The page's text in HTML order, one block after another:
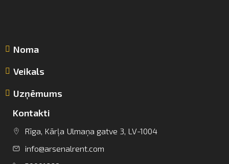
Noma
Veikals
Uzņēmums
Kontakti
Rīga, Kārļa Ulmaņa gatve 3, LV-1004
info@arsenalrent.com